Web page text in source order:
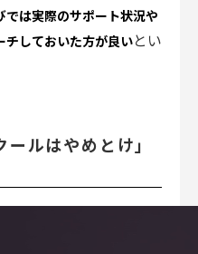
では実際のサポート状況や
チしておいた方が良いとい
ールはやめとけ」